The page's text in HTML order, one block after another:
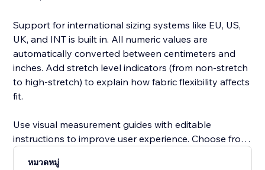
Support for international sizing systems like EU, US,
UK, and INT is built in. All numeric values are
automatically converted between centimeters and
inches. Add stretch level indicators (from non-stretch
to high-stretch) to explain how fabric flexibility affects
fit.
Use visual measurement guides with editable
instructions to improve user experience. Choose from
chart themes, tab names, columns, and button
หมวดหมู่